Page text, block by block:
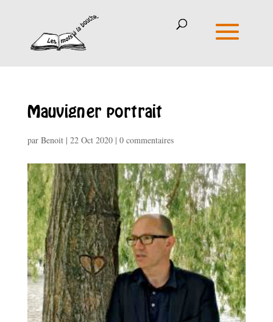
Mauvigner portrait
par Benoit| 22 Oct 2020| 0 commentaires